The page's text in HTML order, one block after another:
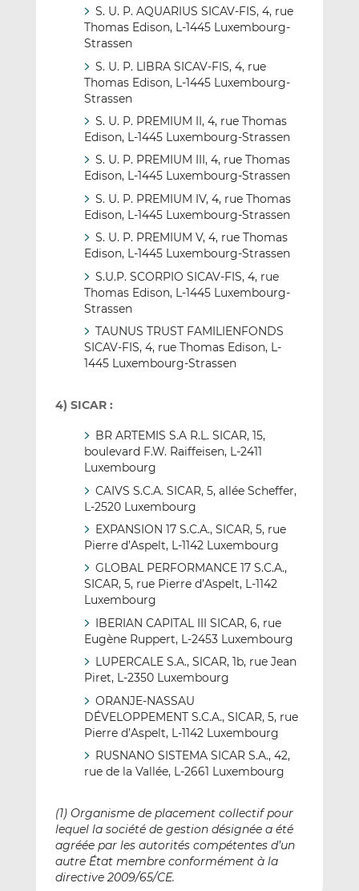
S. U. P. AQUARIUS SICAV-FIS, 4, rue
Thomas Edison, L-1445 Luxembourg-
Strassen
S. U. P. LIBRA SICAV-FIS, 4, rue
Thomas Edison, L-1445 Luxembourg-
Strassen
S. U. P. PREMIUM II, 4, rue Thomas
Edison, L-1445 Luxembourg-Strassen
S. U. P. PREMIUM III, 4, rue Thomas
Edison, L-1445 Luxembourg-Strassen
S. U. P. PREMIUM IV, 4, rue Thomas
Edison, L-1445 Luxembourg-Strassen
S. U. P. PREMIUM V, 4, rue Thomas
Edison, L-1445 Luxembourg-Strassen
S.U.P. SCORPIO SICAV-FIS, 4, rue
Thomas Edison, L-1445 Luxembourg-
Strassen
TAUNUS TRUST FAMILIENFONDS
SICAV-FIS, 4, rue Thomas Edison, L-
1445 Luxembourg-Strassen
4) SICAR :
BR ARTEMIS S.A R.L. SICAR, 15,
boulevard F.W. Raiffeisen, L-2411
Luxembourg
CAIVS S.C.A. SICAR, 5, allée Scheffer,
L-2520 Luxembourg
EXPANSION 17 S.C.A., SICAR, 5, rue
Pierre d’Aspelt, L-1142 Luxembourg
GLOBAL PERFORMANCE 17 S.C.A.,
SICAR, 5, rue Pierre d’Aspelt, L-1142
Luxembourg
IBERIAN CAPITAL III SICAR, 6, rue
Eugène Ruppert, L-2453 Luxembourg
LUPERCALE S.A., SICAR, 1b, rue Jean
Piret, L-2350 Luxembourg
ORANJE-NASSAU
DÉVELOPPEMENT S.C.A., SICAR, 5, rue
Pierre d’Aspelt, L-1142 Luxembourg
RUSNANO SISTEMA SICAR S.A., 42,
rue de la Vallée, L-2661 Luxembourg
(1) Organisme de placement collectif pour
lequel la société de gestion désignée a été
agréée par les autorités compétentes d’un
autre État membre conformément à la
directive 2009/65/CE.